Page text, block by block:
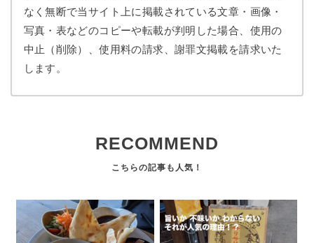
なく無断で当サイト上に掲載されている文章・画像・
写真・表などのコピーや転載が判明した場合、使用の
中止（削除）、使用料の請求、謝罪文掲載を請求いた
します。
RECOMMEND